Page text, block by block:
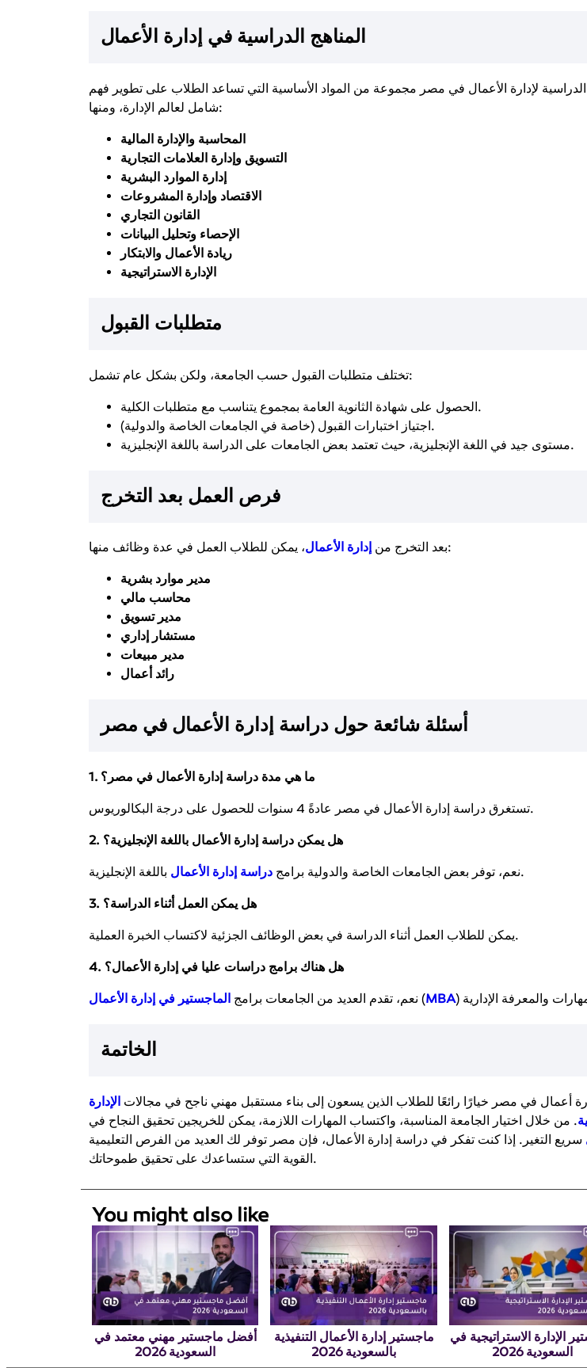
المناهج الدراسية في إدارة الأعمال
لإدارة الأعمال في مصر مجموعة من المواد الأساسية التي تساعد الطلاب على تطوير فهم
شامل لعالم الإدارة، ومنها:
المحاسبة والإدارة المالية
التسويق وإدارة العلامات التجارية
إدارة الموارد البشرية
الاقتصاد وإدارة المشروعات
القانون التجاري
الإحصاء وتحليل البيانات
ريادة الأعمال والابتكار
الإدارة الاستراتيجية
متطلبات القبول
تختلف متطلبات القبول حسب الجامعة، ولكن بشكل عام تشمل:
الحصول على شهادة الثانوية العامة بمجموع يتناسب مع متطلبات الكلية.
اجتياز اختبارات القبول (خاصة في الجامعات الخاصة والدولية).
مستوى جيد في اللغة الإنجليزية، حيث تعتمد بعض الجامعات على الدراسة باللغة الإنجليزية.
فرص العمل بعد التخرج
بعد التخرج من إدارة الأعمال ، يمكن للطلاب العمل في عدة وظائف منها:
مدير موارد بشرية
محاسب مالي
مدير تسويق
مستشار إداري
مدير مبيعات
رائد أعمال
أسئلة شائعة حول دراسة إدارة الأعمال في مصر
1. ما هي مدة دراسة إدارة الأعمال في مصر؟
تستغرق دراسة إدارة الأعمال في مصر عادةً 4 سنوات للحصول على درجة البكالوريوس.
2. هل يمكن دراسة إدارة الأعمال باللغة الإنجليزية؟
نعم، توفر بعض الجامعات الخاصة والدولية برامج دراسة إدارة الأعمال باللغة الإنجليزية.
3. هل يمكن العمل أثناء الدراسة؟
يمكن للطلاب العمل أثناء الدراسة في بعض الوظائف الجزئية لاكتساب الخبرة العملية.
4. هل هناك برامج دراسات عليا في إدارة الأعمال؟
نعم، تقدم العديد من الجامعات برامج الماجستير في إدارة الأعمال (MBA
الخاتمة
أعمال في مصر خيارًا رائعًا للطلاب الذين يسعون إلى بناء مستقبل مهني ناجح في مجالات الإدارة
. من خلال اختيار الجامعة المناسبة، واكتساب المهارات اللازمة، يمكن للخريجين تحقيق النجاح في
سريع التغير. إذا كنت تفكر في دراسة إدارة الأعمال، فإن مصر توفر لك العديد من الفرص التعليمية
القوية التي ستساعدك على تحقيق طموحاتك.
You might also like
أفضل ماجستير مهني معتمد في
السعودية 2026
ماجستير إدارة الأعمال التنفيذية
بالسعودية 2026
الإدارة الاستراتيجية في
السعودية 2026